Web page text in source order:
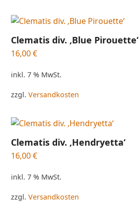
Clematis div. ‚Blue Pirouette‘
16,00€
inkl. 7 % MwSt.
zzgl.Versandkosten
Clematis div. ‚Hendryetta‘
16,00€
inkl. 7 % MwSt.
zzgl.Versandkosten